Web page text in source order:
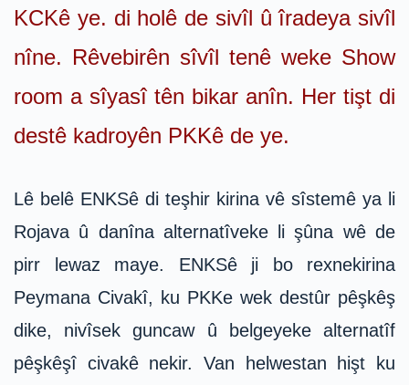
KCKê ye. di holê de sivîl û îradeya sivîl
nîne. Rêvebirên sîvîl tenê weke Show
room a sîyasî tên bikar anîn. Her tişt di
destê kadroyên PKKê de ye.
Lê belê ENKSê di teşhir kirina vê sîstemê ya li
Rojava û danîna alternatîveke li şûna wê de
pirr lewaz maye. ENKSê ji bo rexnekirina
Peymana Civakî, ku PKKe wek destûr pêşkêş
dike, nivîsek guncaw û belgeyeke alternatîf
pêşkêşî civakê nekir. Van helwestan hişt ku